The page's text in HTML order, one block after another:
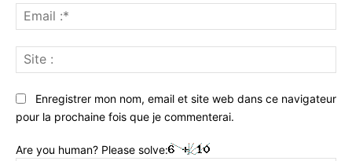
:*
:
Enregistrer mon nom, email et site web dans ce navigateur
pour la prochaine fois que je commenterai.
Are you human? Please solve: